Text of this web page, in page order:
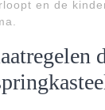
en de